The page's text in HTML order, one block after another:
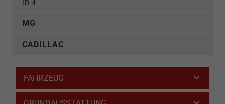
ID.4
MG
CADILLAC
FAHRZEUG